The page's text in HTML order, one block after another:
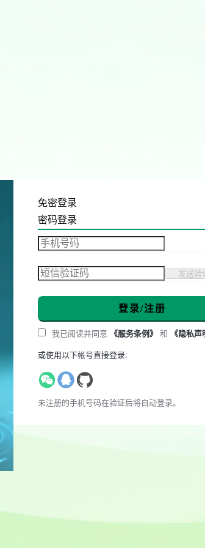
免密登录
密码登录
发送验
登录/注册
我已阅读并同意 《服务条例》 和 《隐私声
或使用以下帐号直接登录:
未注册的手机号码在验证后将自动登录。